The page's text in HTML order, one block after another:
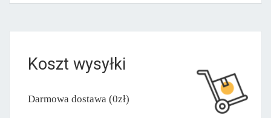
Koszt wysyłki
Darmowa dostawa (0zł)